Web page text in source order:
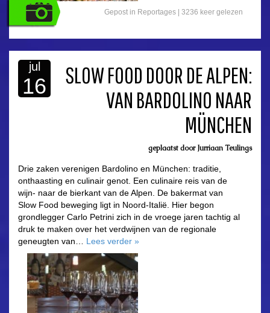
Gepost in Reportages | 3236 keer gelezen
jul
16
SLOW FOOD DOOR DE ALPEN:
VAN BARDOLINO NAAR
MÜNCHEN
geplaatst doorJurriaan Teulings
Drie zaken verenigen Bardolino en München: traditie,
onthaasting en culinair genot. Een culinaire reis van de
wijn- naar de bierkant van de Alpen. De bakermat van
Slow Food beweging ligt in Noord-Italië. Hier begon
grondlegger Carlo Petrini zich in de vroege jaren tachtig al
druk te maken over het verdwijnen van de regionale
geneugten van… Lees verder »